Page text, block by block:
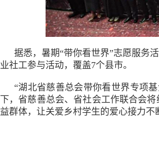
据悉，暑期“带你看世界”志愿服务
业社工参与活动，覆盖7个县市。
“湖北省慈善总会带你看世界专项
下，省慈善总会、省社会工作联合会
益群体，让关爱乡村学生的爱心接力